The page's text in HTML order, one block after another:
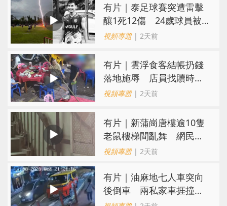
有片｜泰足球賽突遭雷擊
釀1死12傷 24歲球員被
閃電劈中亡
視頻專題| 2天前
​有片｜雲浮食客結帳扔錢
落地施辱 店員找贖時還
施彼身獲老闆肯定
視頻專題| 2天前
有片｜新蒲崗唐樓逾10隻
老鼠樓梯間亂舞 網民嚇
親：每次經過都要好大勇
視頻專題| 2天前
有片｜油麻地七人車突向
後倒車 兩私家車捱撞
司機不顧而去